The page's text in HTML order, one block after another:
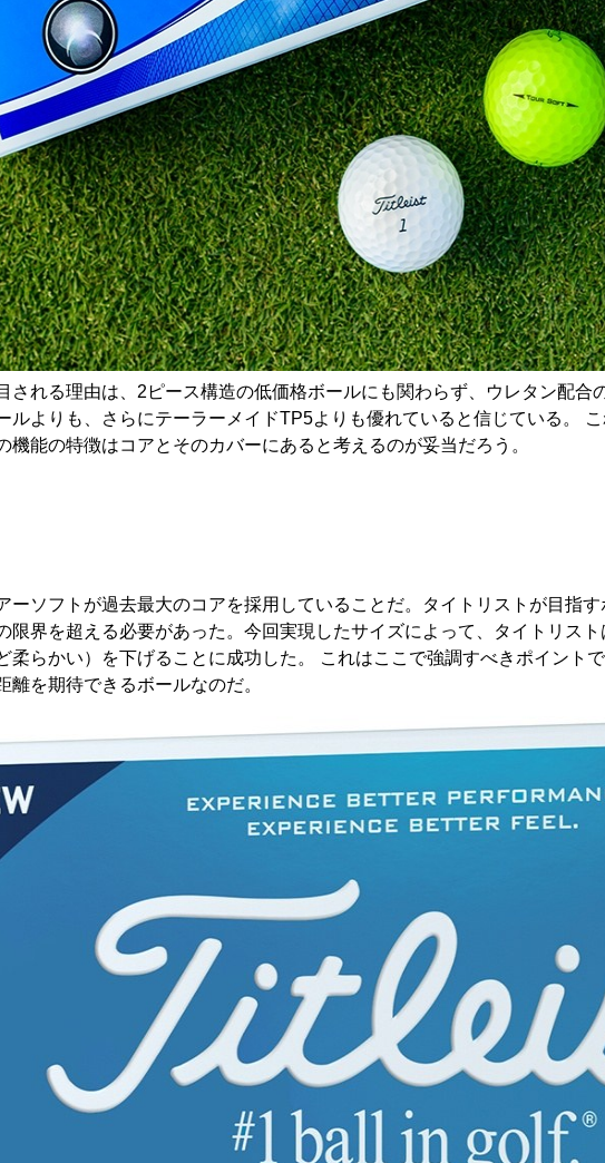
される理由は、2ピース構造の低価格ボールにも関わらず、ウレタン配
ルよりも、さらにテーラーメイドTP5よりも優れていると信じている。
機能の特徴はコアとそのカバーにあると考えるのが妥当だろう。
ーソフトが過去最大のコアを採用していることだ。タイトリストが目指
限界を超える必要があった。今回実現したサイズによって、タイトリス
柔らかい）を下げることに成功した。 これはここで強調すべきポイント
離を期待できるボールなのだ。